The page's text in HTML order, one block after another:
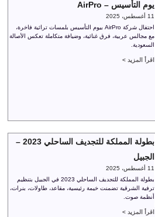
يوم التأسيس – AirPro
11 أغسطس، 2025
احتفال شركة AirPro بيوم التأسيس بلمسات تراثية فاخرة،
مع مجالس عربية، فرق غنائية، وضيافة متكاملة تعكس الأصالة
السعودية.
اقرأ المزيد >
بطولة المملكة للتجديف الساحلي 2023 –
الجبيل
11 أغسطس، 2025
بطولة المملكة للتجديف الساحلي 2023 في الجبيل بتنظيم
ترفية الشرقية تضمنت خيمة رئيسية، مقاعد، طاولات، بنرات،
أنظمة صوت.
اقرأ المزيد >